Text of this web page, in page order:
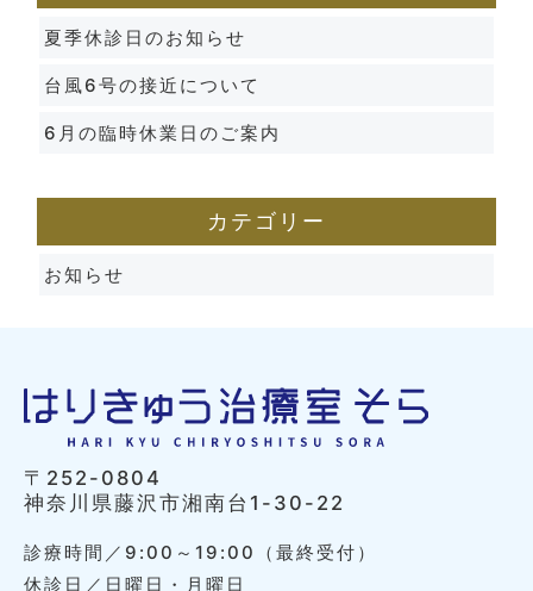
夏季休診日のお知らせ
台風6号の接近について
6月の臨時休業日のご案内
カテゴリー
お知らせ
〒252-0804
神奈川県藤沢市湘南台1-30-22
診療時間／9:00～19:00（最終受付）
休診日／日曜日・月曜日